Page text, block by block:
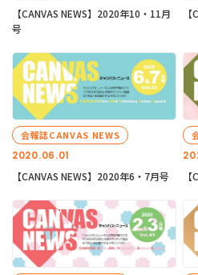
【CANVAS NEWS】2020年10・11月
号
2020.06.01
会報誌CANVAS NEWS
【CANVAS NEWS】2020年6・7月号